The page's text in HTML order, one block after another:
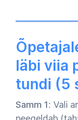
läbi viia
tundi (5
Samm 1: Vali